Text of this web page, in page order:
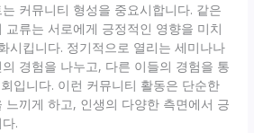
커뮤니티 형성을 중요시합니다. 같은
교류는 서로에게 긍정적인 영향을 미치
시킵니다. 정기적으로 열리는 세미나나
경험을 나누고, 다른 이들의 경험을 통
입니다. 이런 커뮤니티 활동은 단순한
느끼게 하고, 인생의 다양한 측면에서 긍
.